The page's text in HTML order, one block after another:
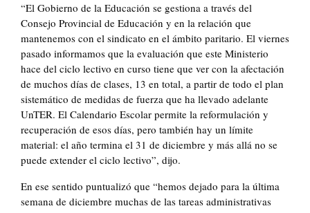
“El Gobierno de la Educación se gestiona a través del
Consejo Provincial de Educación y en la relación que
mantenemos con el sindicato en el ámbito paritario. El viernes
pasado informamos que la evaluación que este Ministerio
hace del ciclo lectivo en curso tiene que ver con la afectación
de muchos días de clases, 13 en total, a partir de todo el plan
sistemático de medidas de fuerza que ha llevado adelante
UnTER. El Calendario Escolar permite la reformulación y
recuperación de esos días, pero también hay un límite
material: el año termina el 31 de diciembre y más allá no se
puede extender el ciclo lectivo”, dijo.
En ese sentido puntualizó que “hemos dejado para la última
semana de diciembre muchas de las tareas administrativas